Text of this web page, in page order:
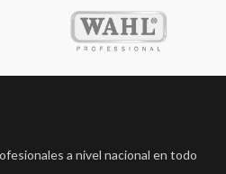
a nivel nacional en todo